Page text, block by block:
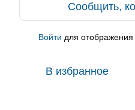
Сообщить,
Войти для отображения
В избранное